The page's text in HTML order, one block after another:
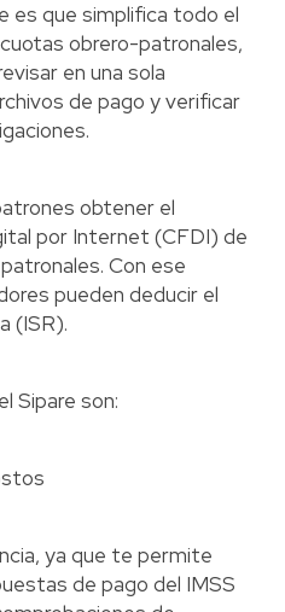
es que simplifica todo el
obrero-patronales,
en una sola
de pago y verificar
obtener el
por Internet (CFDI) de
Con ese
pueden deducir el
(ISR).
Sipare son:
ya que te permite
de pago del IMSS